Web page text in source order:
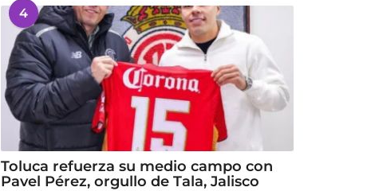
4
Toluca refuerza su medio campo con
Pavel Pérez, orgullo de Tala, Jalisco